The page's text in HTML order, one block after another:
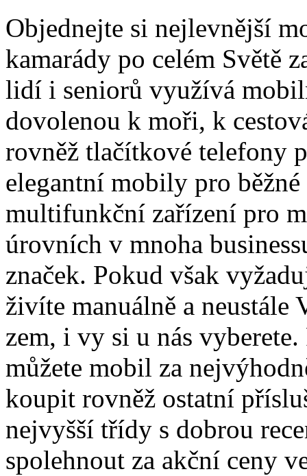
Objednejte si nejlevnější
kamarády po celém Světě
lidí i seniorů využívá
dovolenou k moři, k
rovněž tlačítkové telefony
elegantní mobily pro
multifunkční zařízení pro
úrovních v mnoha
značek. Pokud však
živíte manuálně a neustále
zem, i vy si u nás
můžete mobil za
koupit rovněž ostatní
nejvyšší třídy s dobrou
spolehnout za akční ceny